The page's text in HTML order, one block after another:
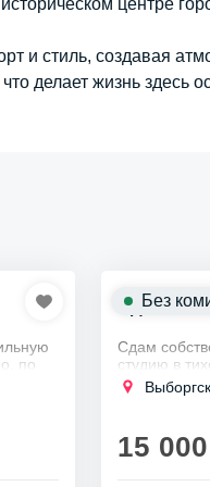
центре
и стиль, создавая
делает жизнь здесь
по
Сдается
Сдам
студию в
районе
15 000
Без